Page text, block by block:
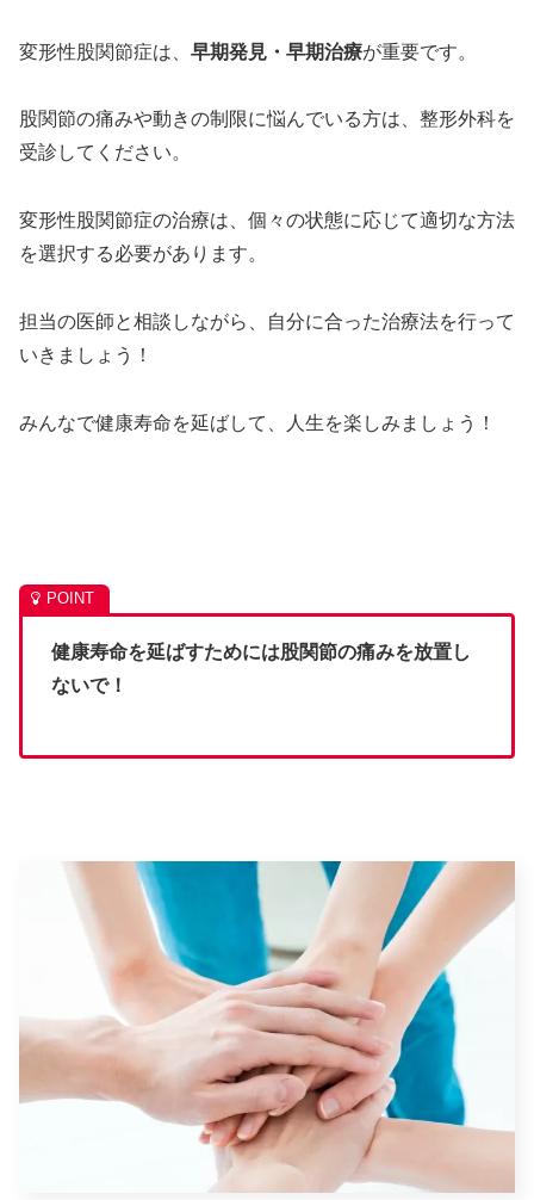
変形性股関節症は、 早期発見・早期治療が重要です。
股関節の痛みや動きの制限に悩んでいる方は、整形外科を
受診してください。
変形性股関節症の治療は、個々の状態に応じて適切な方法
を選択する必要があります。
担当の医師と相談しながら、自分に合った治療法を行って
いきましょう！
みんなで健康寿命を延ばして、人生を楽しみましょう！
健康寿命を延ばすためには股関節の痛みを放置し
ないで！